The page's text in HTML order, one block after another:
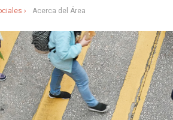
Acerca del Área